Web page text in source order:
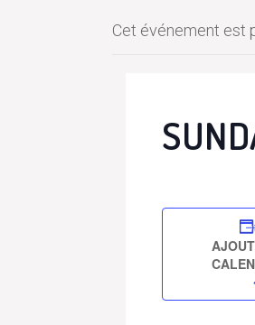
Cet événement est